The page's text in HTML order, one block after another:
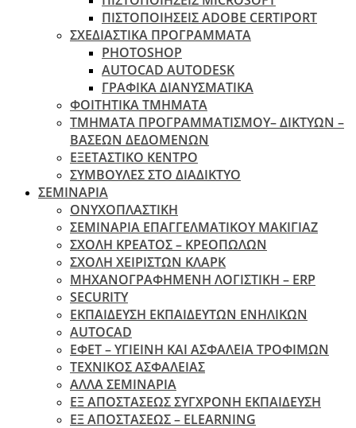
ΠΙΣΤΟΠΟΙΗΣΕΙΣ ADOBE CERTIPORT
ΣΧΕΔΙΑΣΤΙΚΑ ΠΡΟΓΡΑΜΜΑΤΑ
PHOTOSHOP
AUTOCAD AUTODESK
ΓΡΑΦΙΚΑ ΔΙΑΝΥΣΜΑΤΙΚΑ
ΦΟΙΤΗΤΙΚΑ ΤΜΗΜΑΤΑ
ΤΜΗΜΑΤΑ ΠΡΟΓΡΑΜΜΑΤΙΣΜΟΥ– ΔΙΚΤΥΩΝ –
ΒΑΣΕΩΝ ΔΕΔΟΜΕΝΩΝ
ΕΞΕΤΑΣΤΙΚΟ ΚΕΝΤΡΟ
ΣΥΜΒΟΥΛΕΣ ΣΤΟ ΔΙΑΔΙΚΤΥΟ
ΣΕΜΙΝΑΡΙΑ
ΟΝΥΧΟΠΛΑΣΤΙΚΗ
ΣΕΜΙΝΑΡΙΑ ΕΠΑΓΓΕΛΜΑΤΙΚΟΥ ΜΑΚΙΓΙΑΖ
ΣΧΟΛΗ ΚΡΕΑΤΟΣ – ΚΡΕΟΠΩΛΩΝ
ΣΧΟΛΗ ΧΕΙΡΙΣΤΩΝ ΚΛΑΡΚ
ΜΗΧΑΝΟΓΡΑΦΗΜΕΝΗ ΛΟΓΙΣΤΙΚΗ – ERP
SECURITY
ΕΚΠΑΙΔΕΥΣΗ ΕΚΠΑΙΔΕΥΤΩΝ ΕΝΗΛΙΚΩΝ
ΑUTOCAD
ΕΦΕΤ – ΥΓΙΕΙΝΗ ΚΑΙ ΑΣΦΑΛΕΙΑ ΤΡΟΦΙΜΩΝ
ΤΕΧΝΙΚΟΣ ΑΣΦΑΛΕΙΑΣ
ΆΛΛΑ ΣΕΜΙΝΑΡΙΑ
EΞ ΑΠΟΣΤΑΣΕΩΣ ΣΥΓΧΡΟΝΗ ΕΚΠΑΙΔΕΥΣΗ
ΕΞ ΑΠΟΣΤΑΣΕΩΣ – ELEARNING